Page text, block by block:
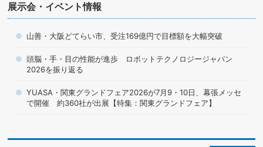
展示会・イベント情報
山善・大阪どてらい市、受注169億円で目標額を大幅突破
頭脳・手・目の性能が進歩 ロボットテクノロジージャパン
2026を振り返る
YUASA・関東グランドフェア2026が7月9・10日、幕張メッセ
で開催 約360社が出展【特集：関東グランドフェア】